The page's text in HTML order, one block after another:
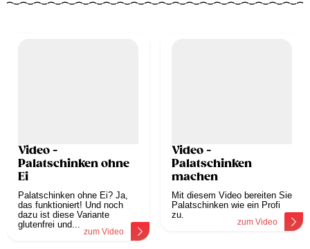
Video -
Palatschinken ohne
Ei
Palatschinken ohne Ei? Ja,
das funktioniert! Und noch
dazu ist diese Variante
glutenfrei und...
zum Video
Video -
Palatschinken
machen
Mit diesem Video bereiten Sie
Palatschinken wie ein Profi
zu.
zum Video